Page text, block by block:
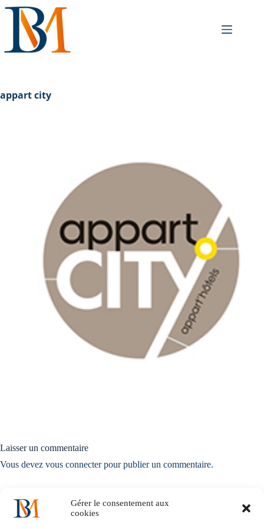
Gérer le consentement aux
cookies
appart city
Laisser un commentaire
Vous devez vous connecterpour publier un commentaire.